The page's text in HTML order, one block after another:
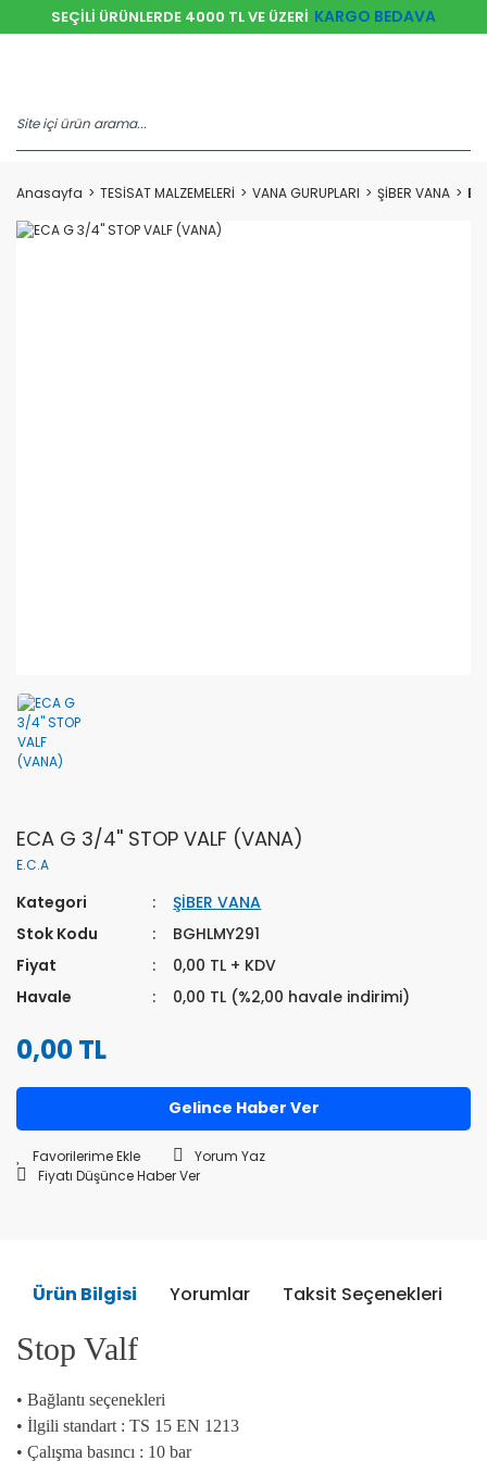
SEÇİLİ ÜRÜNLERDE 4000 TL VE ÜZERİ KARGO BEDAVA
Anasayfa TESİSAT MALZEMELERİ VANA GURUPLARI ŞİBER VANA
ECA G 3/4'' STOP VALF (VANA)
E.C.A
Kategori
ŞİBER VANA
Stok Kodu
BGHLMY291
Fiyat
0,00 TL + KDV
Havale
0,00 TL (%2,00 havale indirimi)
0,00 TL
Gelince Haber Ver
Yorum Yaz
Fiyatı Düşünce Haber Ver
Ürün Bilgisi Yorumlar Taksit Seçenekleri
Stop Valf
• Bağlantı seçenekleri
• İlgili standart : TS 15 EN 1213
• Çalışma basıncı : 10 bar